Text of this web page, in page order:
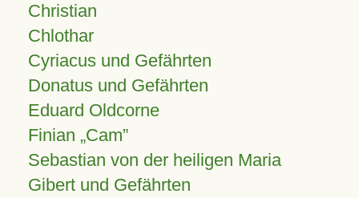
Christian
Chlothar
Cyriacus und Gefährten
Donatus und Gefährten
Eduard Oldcorne
Finian Cam
Sebastian von der heiligen Maria
Gibert und Gefährten